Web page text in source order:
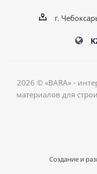
г.
2026 © «BARA» -
материалов для
Создание и